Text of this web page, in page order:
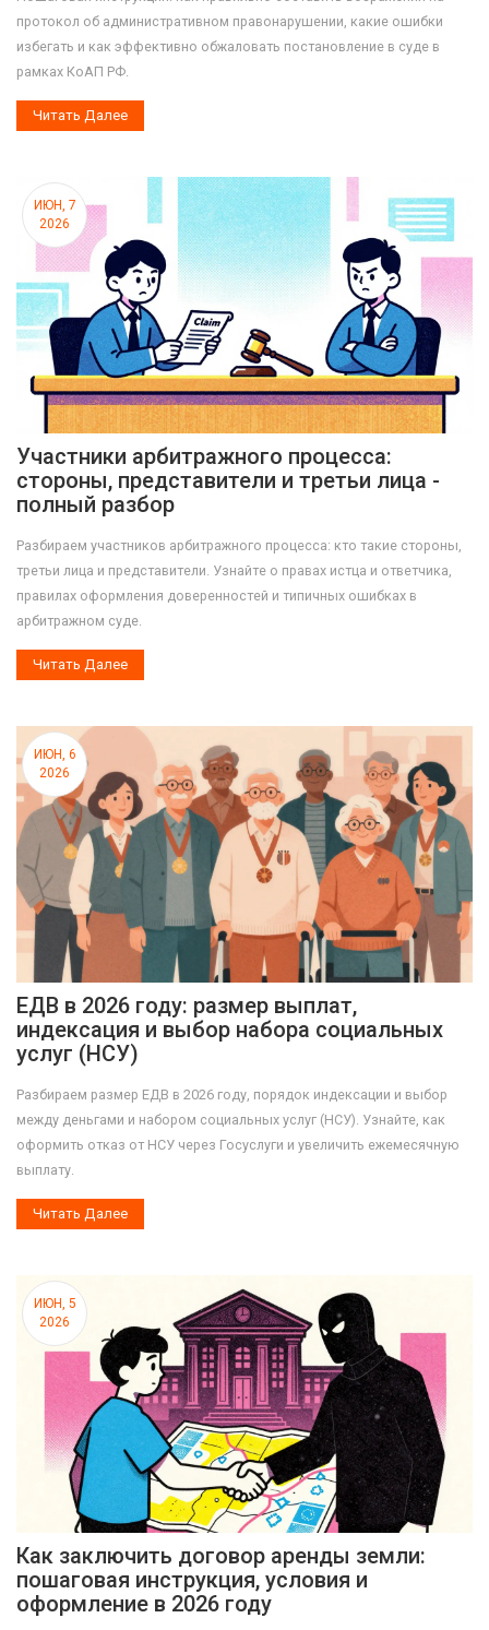
протокол об административном правонарушении, какие ошибки
избегать и как эффективно обжаловать постановление в суде в
рамках КоАП РФ.
Читать Далее
ИЮН, 7
2026
Участники арбитражного процесса:
стороны, представители и третьи лица -
полный разбор
Разбираем участников арбитражного процесса: кто такие стороны,
третьи лица и представители. Узнайте о правах истца и ответчика,
правилах оформления доверенностей и типичных ошибках в
арбитражном суде.
Читать Далее
ИЮН, 6
2026
ЕДВ в 2026 году: размер выплат,
индексация и выбор набора социальных
услуг (НСУ)
Разбираем размер ЕДВ в 2026 году, порядок индексации и выбор
между деньгами и набором социальных услуг (НСУ). Узнайте, как
оформить отказ от НСУ через Госуслуги и увеличить ежемесячную
выплату.
Читать Далее
ИЮН, 5
2026
Как заключить договор аренды земли:
пошаговая инструкция, условия и
оформление в 2026 году